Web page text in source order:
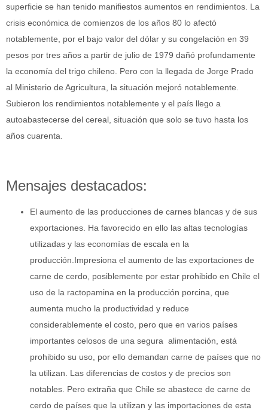
superficie se han tenido manifiestos aumentos en rendimientos. La
crisis económica de comienzos de los años 80 lo afectó
notablemente, por el bajo valor del dólar y su congelación en 39
pesos por tres años a partir de julio de 1979 dañó profundamente
la economía del trigo chileno. Pero con la llegada de Jorge Prado
al Ministerio de Agricultura, la situación mejoró notablemente.
Subieron los rendimientos notablemente y el país llego a
autoabastecerse del cereal, situación que solo se tuvo hasta los
años cuarenta.
Mensajes destacados:
El aumento de las producciones de carnes blancas y de sus
exportaciones. Ha favorecido en ello las altas tecnologías
utilizadas y las economías de escala en la
producción.Impresiona el aumento de las exportaciones de
carne de cerdo, posiblemente por estar prohibido en Chile el
uso de la ractopamina en la producción porcina, que
aumenta mucho la productividad y reduce
considerablemente el costo, pero que en varios países
importantes celosos de una segura alimentación, está
prohibido su uso, por ello demandan carne de países que no
la utilizan. Las diferencias de costos y de precios son
notables. Pero extraña que Chile se abastece de carne de
cerdo de países que la utilizan y las importaciones de esta